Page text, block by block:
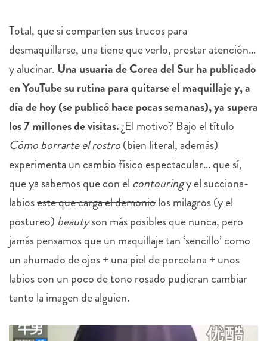
Total, que si comparten sus trucos para
desmaquillarse, una tiene que verlo, prestar atención…
y alucinar. Una usuaria de Corea del Sur ha publicado
en YouTube su rutina para quitarse el maquillaje y, a
día de hoy (se publicó hace pocas semanas), ya supera
los 7 millones de visitas.¿El motivo? Bajo el título
Cómo borrarte el rostro(bien literal, además)
experimenta un cambio físico espectacular… que sí,
que ya sabemos que con el contouringy el succiona-
labioseste que carga el demoniolos milagros (y el
postureo) beautyson más posibles que nunca, pero
jamás pensamos que un maquillaje tan ‘sencillo’ como
un ahumado de ojos + una piel de porcelana + unos
labios con un poco de tono rosado pudieran cambiar
tanto la imagen de alguien.